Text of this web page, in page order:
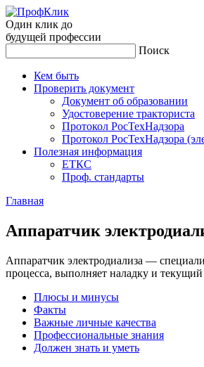
Один клик до
будущей профессии
Поиск
Кем быть
Проверить документ
Документ об образовании
Удостоверение тракториста
Протокол РосТехНадзора
Протокол РосТехНадзора
Полезная информация
ЕТКС
Проф. стандарты
Главная
Ап­па­рат­чик
Аппаратчик электродиализа —
процесса, выполняет наладку и
Плюсы и минусы
Факты
Важные личные качества
Профессиональные знания
Должен знать и уметь